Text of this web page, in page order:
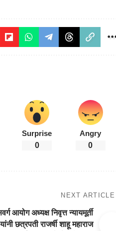
Surprise
0
Angry
0
NEXT ARTICLE
आयोग अध्यक्ष निवृत्त न्यायमूर्ती
छत्रपती राजर्षी शाहू महाराज